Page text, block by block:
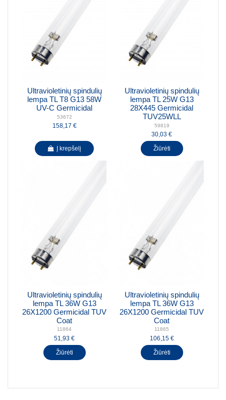
Ultravioletinių spindulių
lempa TL T8 G13 58W
UV-C Germicidal
53672
158,17 €
Į krepšelį
Ultravioletinių spindulių
lempa TL 25W G13
28X445 Germicidal
TUV25WLL
59819
30,03 €
Žiūrėti
Ultravioletinių spindulių
lempa TL 36W G13
26X1200 Germicidal TUV
Coat
11864
51,93 €
Žiūrėti
Ultravioletinių spindulių
lempa TL 36W G13
26X1200 Germicidal TUV
Coat
11865
106,15 €
Žiūrėti